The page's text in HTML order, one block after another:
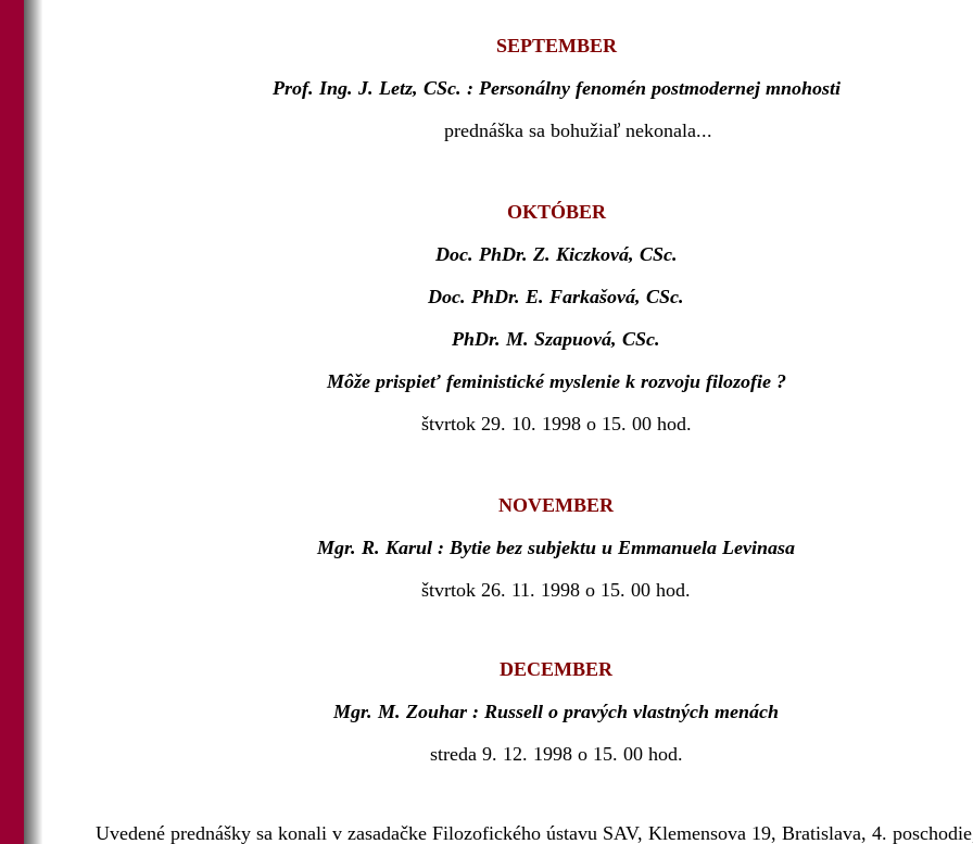
SEPTEMBER
Prof. Ing. J. Letz, CSc. : Personálny fenomén postmodernej mnohosti
prednáška sa bohužiaľ nekonala...
OKTÓBER
Doc. PhDr. Z. Kiczková, CSc.
Doc. PhDr. E. Farkašová, CSc.
PhDr. M. Szapuová, CSc.
Môže prispieť feministické myslenie k rozvoju filozofie ?
štvrtok 29. 10. 1998 o 15. 00 hod.
NOVEMBER
Mgr. R. Karul : Bytie bez subjektu u Emmanuela Levinasa
štvrtok 26. 11. 1998 o 15. 00 hod.
DECEMBER
Mgr. M. Zouhar : Russell o pravých vlastných menách
streda 9. 12. 1998 o 15. 00 hod.
Uvedené prednášky sa konali v zasadačke Filozofického ústavu SAV, Klemensova 19, Bratislava, 4.